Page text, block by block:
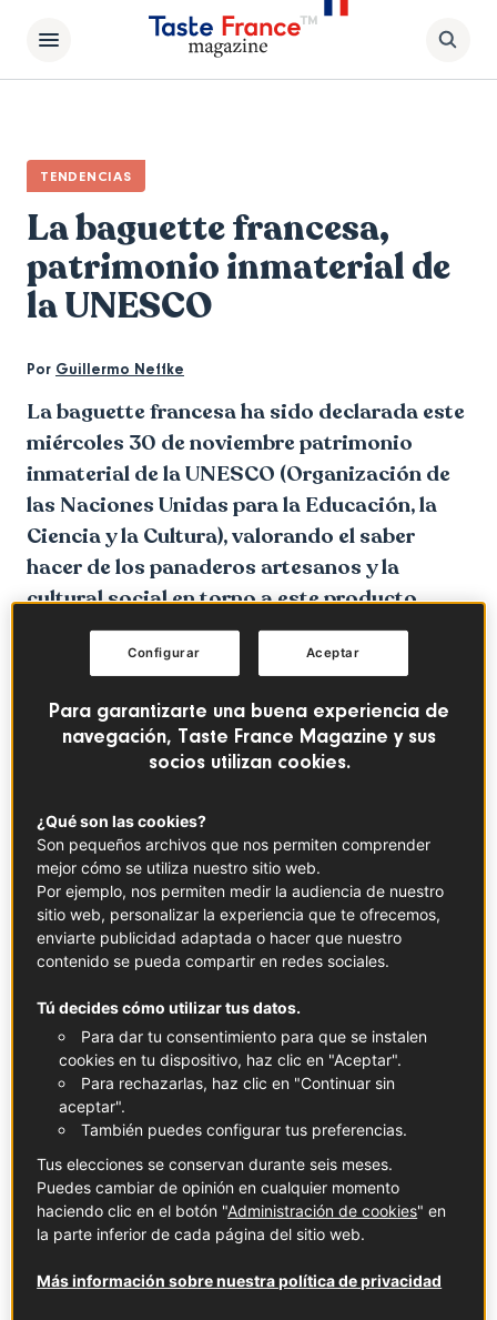
TENDENCIAS
La baguette francesa,
patrimonio inmaterial de
la UNESCO
Por Guillermo Neffke
La baguette francesa ha sido declarada este
miércoles 30 de noviembre patrimonio
inmaterial de la UNESCO (Organización de
las Naciones Unidas para la Educación, la
Ciencia y la Cultura), valorando el saber
hacer de los panaderos artesanos y la
cultural social en torno a este producto
típicamente francés.
Al registrar el saber hacer y la cultura de la baguette en
el patrimonio cultural inmaterial, la Unesco destaca que
una práctica alimentaria puede constituir un patrimonio
por derecho propio, lo que nos ayuda a ser parte de la
sociedad”, declaró Audrey Azoulay, directora general de
la UNESCO. Y agregó que este hecho “celebra toda una
cultura: un ritual diario, un elemento estructurante de la
comida, un sinónimo de compartir y de convivencia
La ministra de Cultura de Francia, Rima Abdul Malak, ha
Para garantizarte una buena experiencia de
navegación, Taste France Magazine y sus
socios utilizan cookies.
¿Qué son las cookies?
Son pequeños archivos que nos permiten comprender
mejor cómo se utiliza nuestro sitio web.
Por ejemplo, nos permiten medir la audiencia de nuestro
sitio web, personalizar la experiencia que te ofrecemos,
enviarte publicidad adaptada o hacer que nuestro
contenido se pueda compartir en redes sociales.
Tú decides cómo utilizar tus datos.
Para dar tu consentimiento para que se instalen
cookies en tu dispositivo, haz clic en "Aceptar".
Para rechazarlas, haz clic en "Continuar sin
aceptar".
También puedes configurar tus preferencias.
Tus elecciones se conservan durante seis meses.
Puedes cambiar de opinión en cualquier momento
haciendo clic en el botón "Administración de cookies" en
la parte inferior de cada página del sitio web.
Más información sobre nuestra política de privacidad
Aceptar
Configurar